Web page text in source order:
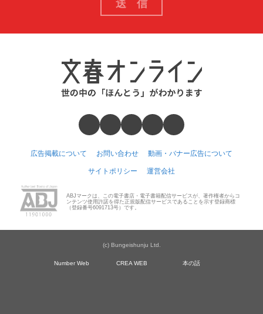
広告掲載について お問い合わせ 動画・バナー広告について
サイトポリシー 運営会社
ABJマークは、この電子書店・電子書籍配信サービスが、著作権者からコ
ンテンツ使用許諾を得た正規版配信サービスであることを示す登録商標
（登録番号6091713号）です。
(c) Bungeishunju Ltd.
Number Web CREA WEB 本の話